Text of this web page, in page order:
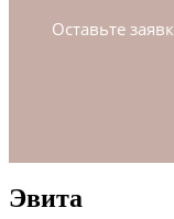
Оставьте
Эвита